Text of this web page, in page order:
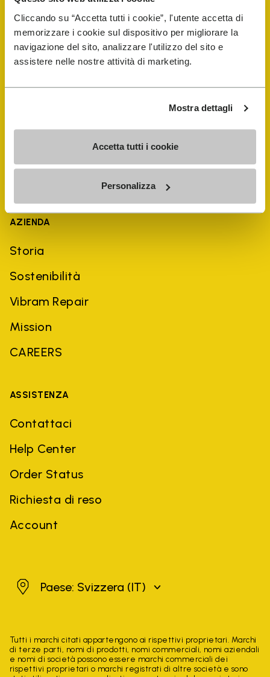
Cliccando su “Accetta tutti i cookie”, l'utente accetta di
memorizzare i cookie sul dispositivo per migliorare la
navigazione del sito, analizzare l'utilizzo del sito e
assistere nelle nostre attività di marketing.
Mostra dettagli
Accetta tutti i cookie
Personalizza
Shop
Shoe Repair Locator
AZIENDA
Storia
Sostenibilità
Vibram Repair
Mission
CAREERS
ASSISTENZA
Contattaci
Help Center
Order Status
Richiesta di reso
Account
SvizzeraPaese: Svizzera (IT)
Tutti i marchi citati appartengono ai rispettivi proprietari. Marchi
di terze parti, nomi di prodotti, nomi commerciali, nomi aziendali
e nomi di società possono essere marchi commerciali dei
rispettivi proprietari o marchi registrati di altre società e sono